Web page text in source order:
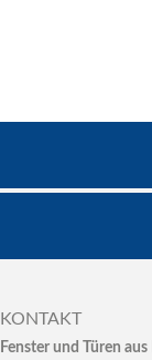
KONTAKT
Fenster und Türen aus